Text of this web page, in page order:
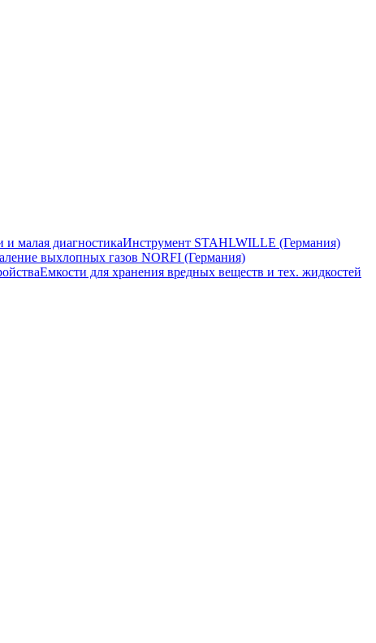
и малая диагностикаИнструмент STAHLWILLE (Германия)
выхлопных газов NORFI (Германия)
Емкости для хранения вредных веществ и тех. жидкостей